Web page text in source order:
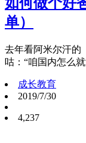
单）
去年看阿米尔汗的
咕：“咱国内怎么
成长教育
2019/7/30
4,237